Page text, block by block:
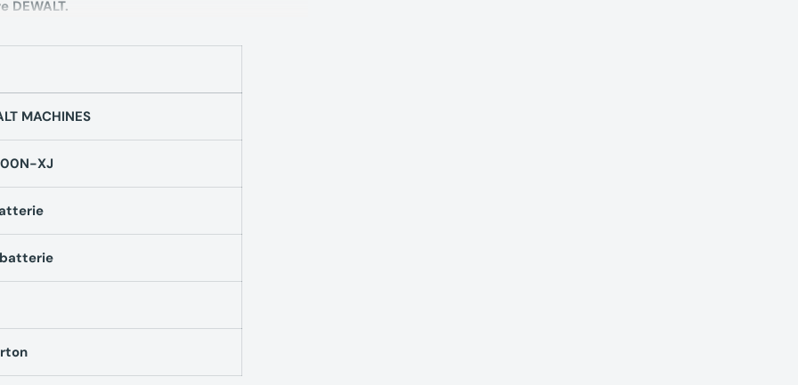
une visibilité claire de la zone de
prolongée.
MACHINES
XJ